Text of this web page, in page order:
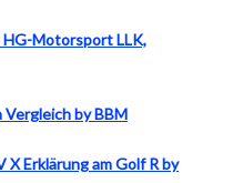
Motorsport LLK,
by BBM
Erklärung am Golf R by